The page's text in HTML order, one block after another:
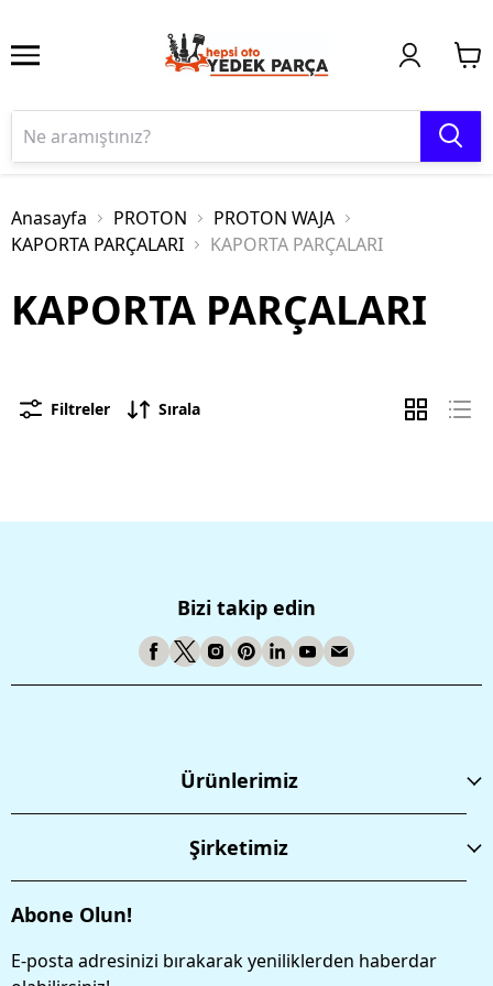
Anasayfa PROTON
PROTON WAJA
KAPORTA PARÇALARI
KAPORTA PARÇALARI
KAPORTA PARÇALARI
Filtreler Sırala
Bizi takip edin
Ürünlerimiz
Şirketimiz
Abone Olun!
E-posta adresinizi bırakarak yeniliklerden haberdar